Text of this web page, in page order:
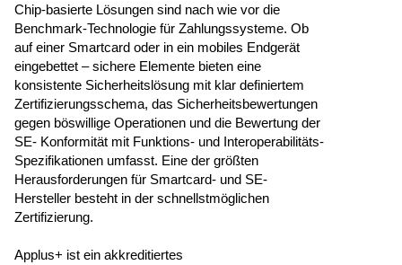
Chip-basierte Lösungen sind nach wie vor die
Benchmark-Technologie für Zahlungssysteme. Ob
auf einer Smartcard oder in ein mobiles Endgerät
eingebettet – sichere Elemente bieten eine
konsistente Sicherheitslösung mit klar definiertem
Zertifizierungsschema, das Sicherheitsbewertungen
gegen böswillige Operationen und die Bewertung der
SE- Konformität mit Funktions- und Interoperabilitäts-
Spezifikationen umfasst. Eine der größten
Herausforderungen für Smartcard- und SE-
Hersteller besteht in der schnellstmöglichen
Zertifizierung.
Applus+ ist ein akkreditiertes